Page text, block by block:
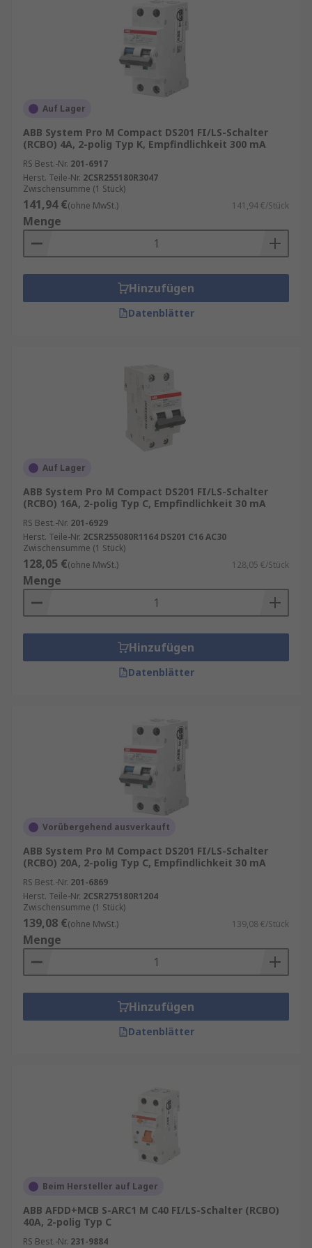
Auf Lager
ABB System Pro M Compact DS201 FI/LS-Schalter
(RCBO) 4A, 2-polig Typ K, Empfindlichkeit 300 mA
RS Best.-Nr. 201-6917
Herst. Teile-Nr. 2CSR255180R3047
Zwischensumme (1 Stück)
141,94 €(ohne MwSt.) 141,94 €/Stück
Menge
Hinzufügen
Datenblätter
Auf Lager
ABB System Pro M Compact DS201 FI/LS-Schalter
(RCBO) 16A, 2-polig Typ C, Empfindlichkeit 30 mA
RS Best.-Nr. 201-6929
Herst. Teile-Nr. 2CSR255080R1164 DS201 C16 AC30
Zwischensumme (1 Stück)
128,05 €(ohne MwSt.) 128,05 €/Stück
Menge
Hinzufügen
Datenblätter
Vorübergehend ausverkauft
ABB System Pro M Compact DS201 FI/LS-Schalter
(RCBO) 20A, 2-polig Typ C, Empfindlichkeit 30 mA
RS Best.-Nr. 201-6869
Herst. Teile-Nr. 2CSR275180R1204
Zwischensumme (1 Stück)
139,08 €(ohne MwSt.) 139,08 €/Stück
Menge
Hinzufügen
Datenblätter
Beim Hersteller auf Lager
ABB AFDD+MCB S-ARC1 M C40 FI/LS-Schalter (RCBO)
40A, 2-polig Typ C
RS Best.-Nr. 231-9884